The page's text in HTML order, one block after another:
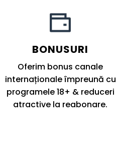
BONUSURI
Oferim bonus canale
internaționale împreună cu
programele 18+ & reduceri
atractive la reabonare.